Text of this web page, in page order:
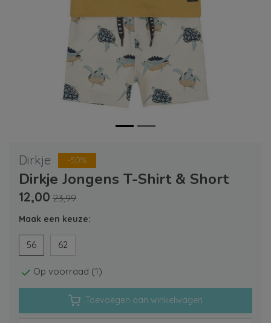
Dirkje -50%
Dirkje Jongens T-Shirt & Short
12,00 23,99
Maak een keuze:
56 62
Op voorraad (1)
Toevoegen aan winkelwagen